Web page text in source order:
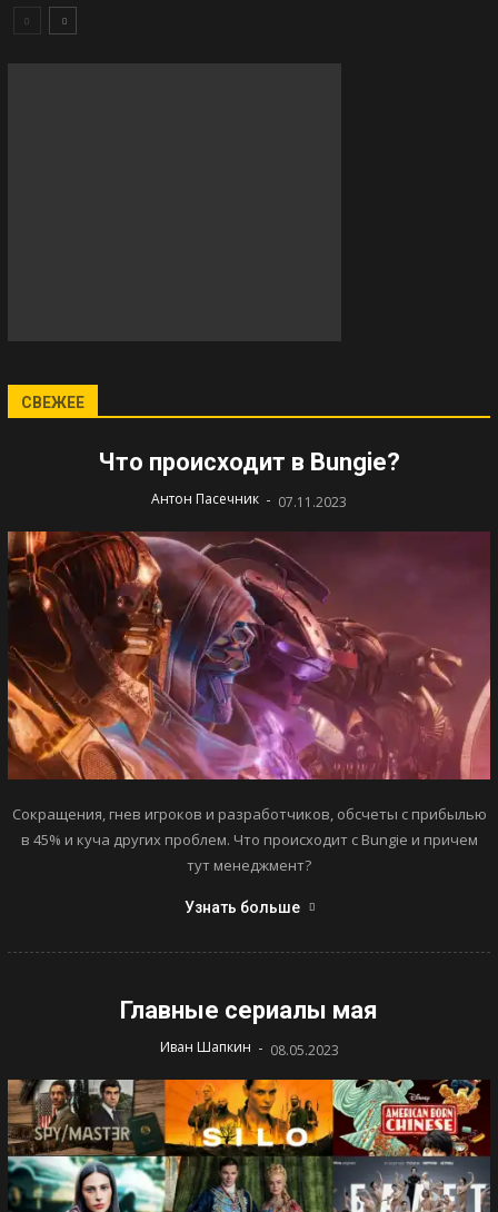
СВЕЖЕЕ
Что происходит в Bungie?
Антон Пасечник - 07.11.2023
Сокращения, гнев игроков и разработчиков, обсчеты с прибылью
в 45% и куча других проблем. Что происходит с Bungie и причем
тут менеджмент?
Узнать больше
Главные сериалы мая
Иван Шапкин - 08.05.2023